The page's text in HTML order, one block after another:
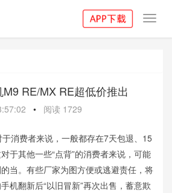
RE/MX RE超低价推出
• 阅读 1729
于消费者来说，一般都存在7天包退、15
于其他一些“点背”的消费者来说，可能
当。有些厂家为图方便或逃避责任，将
机翻新后“以旧冒新”再次出售，蓄意欺